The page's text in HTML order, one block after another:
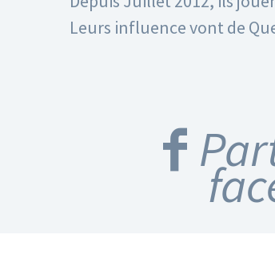
Leurs influence vont de